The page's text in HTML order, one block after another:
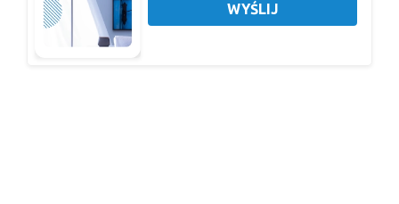
WYŚLIJ